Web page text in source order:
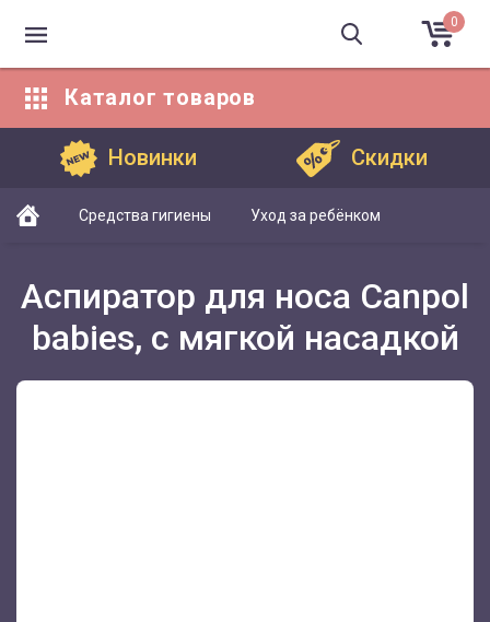
0
Каталог товаров
Новинки Скидки
Средства гигиены Уход за ребёнком
Аспиратор для носа Canpol
babies, с мягкой насадкой